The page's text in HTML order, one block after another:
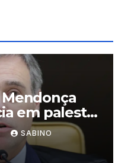
em palestra
SABINO